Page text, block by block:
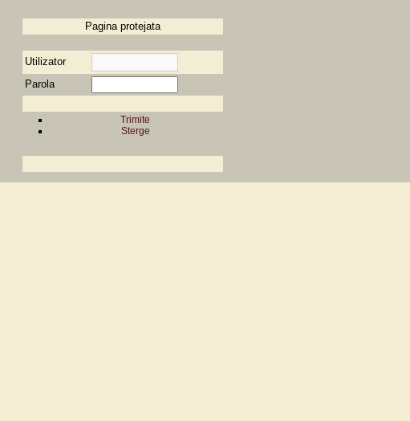
Pagina protejata
Utilizator
Parola
Trimite
Sterge